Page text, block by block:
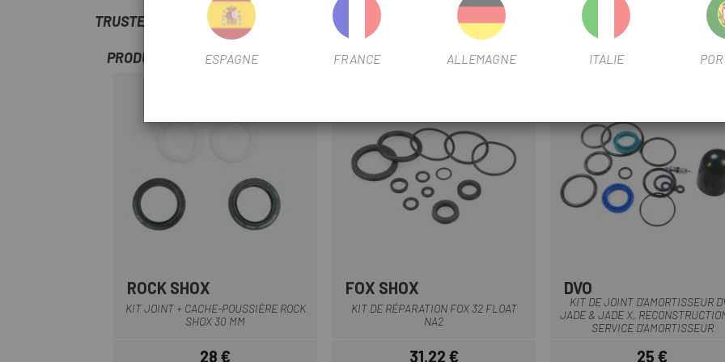
TRUSTED SHOPS REVIEWS
PRODUITS SIMILAIRES
ROCK SHOX
KIT JOINT + CACHE-POUSSIÈRE ROCK
SHOX 30 MM
28 €
FOX SHOX
KIT DE RÉPARATION FOX 32 FLOAT
NA2
31,22 €
DVO
KIT DE JOINT D'AMORTISSEUR
JADE & JADE X,
SERVICE D'AMORTISSEUR
25 €
ESPAGNE FRANCE ALLEMAGNE ITALIE